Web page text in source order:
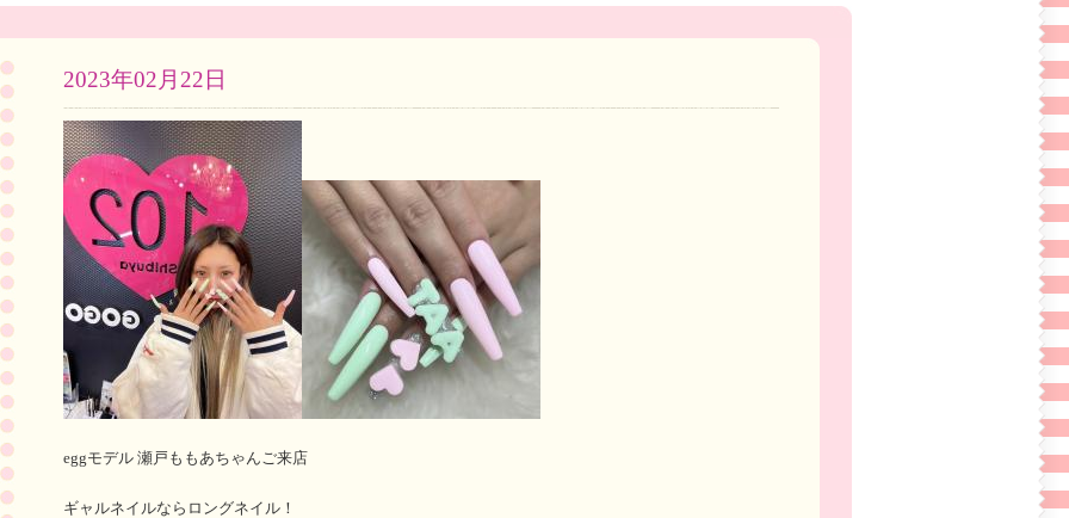
2023年02月22日
eggモデル 瀬戸ももあちゃんご来店
ギャルネイルならロングネイル！